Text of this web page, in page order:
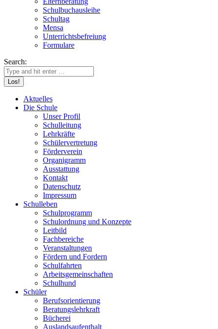
Schulbuchausleihe
Schultag
Mensa
Unterrichtsbefreiung
Formulare
Search:
Aktuelles
Die Schule
Unser Profil
Schulleitung
Lehrkräfte
Schülervertretung
Förderverein
Organigramm
Ausstattung
Kontakt
Datenschutz
Impressum
Schulleben
Schulprogramm
Schulordnung und Konzepte
Leitbild
Fachbereiche
Veranstaltungen
Fördern und Fordern
Schulfahrten
Arbeitsgemeinschaften
Schulhund
Schüler
Berufsorientierung
Beratungslehrkraft
Bücherei
Auslandsaufenthalt